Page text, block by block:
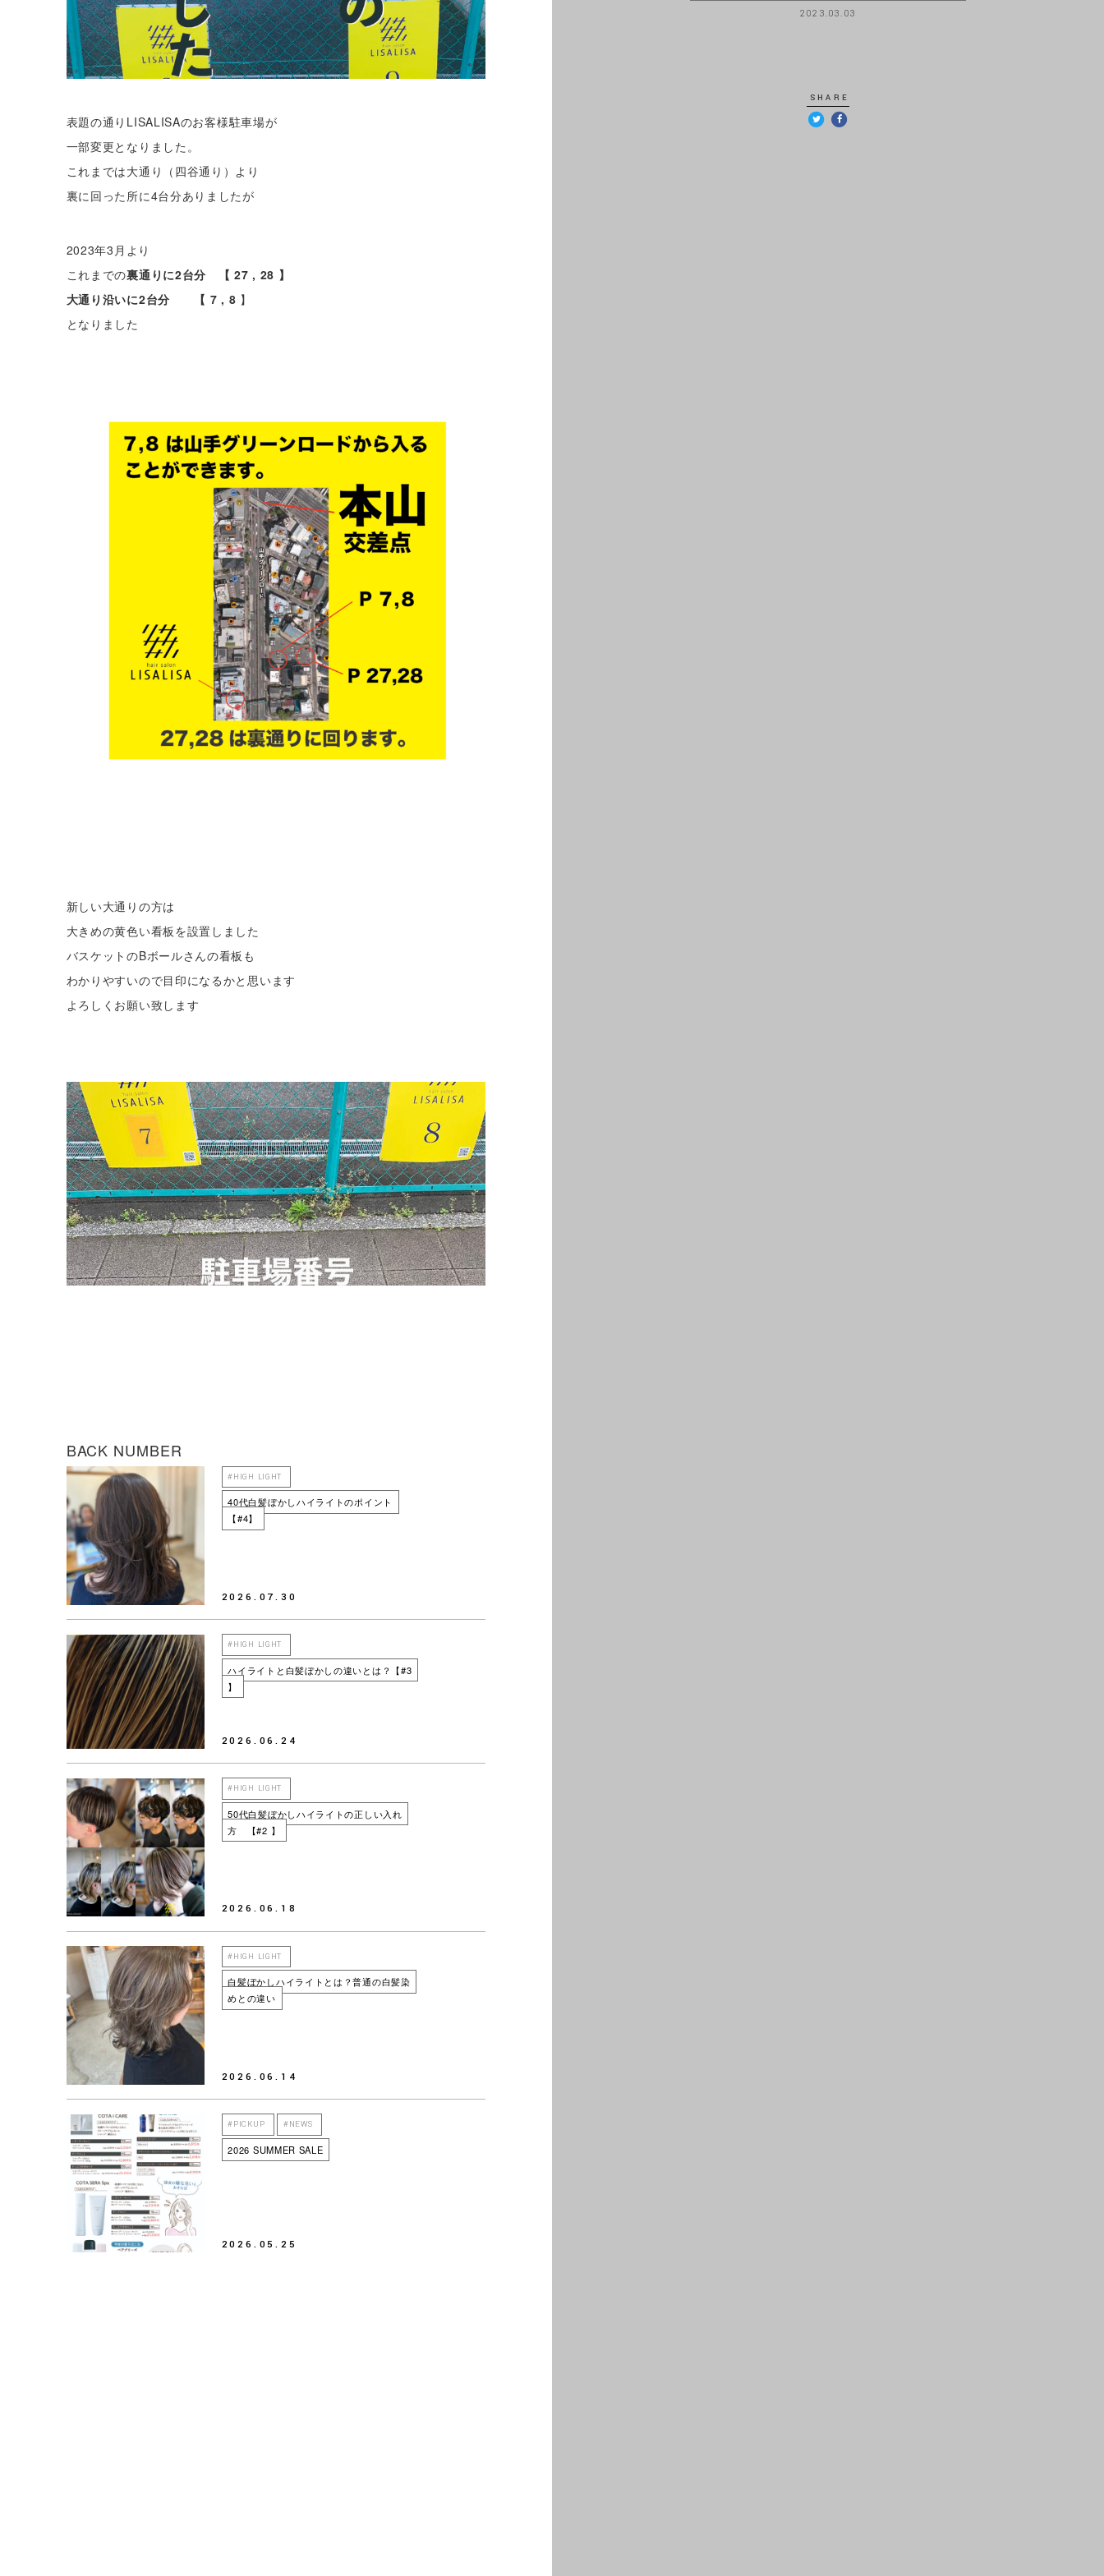
2023.03.03
SHARE
表題の通りLISALISAのお客様駐車場が
一部変更となりました。
これまでは大通り（四谷通り）より
裏に回った所に4台分ありましたが
2023年3月より
これまでの裏通りに2台分 【 27 , 28 】
大通り沿いに2台分 【 7 , 8 】
となりました
新しい大通りの方は
大きめの黄色い看板を設置しました
バスケットのBボールさんの看板も
わかりやすいので目印になるかと思います
よろしくお願い致します
BACK NUMBER
#HIGH LIGHT
40代白髪ぼかしハイライトのポイント
【#4】
2026.07.30
#HIGH LIGHT
ハイライトと白髪ぼかしの違いとは？【#3
】
2026.06.24
#HIGH LIGHT
50代白髪ぼかしハイライトの正しい入れ
方 【#2 】
2026.06.18
#HIGH LIGHT
白髪ぼかしハイライトとは？普通の白髪染
めとの違い
2026.06.14
#PICKUP #NEWS
2026 SUMMER SALE
2026.05.25